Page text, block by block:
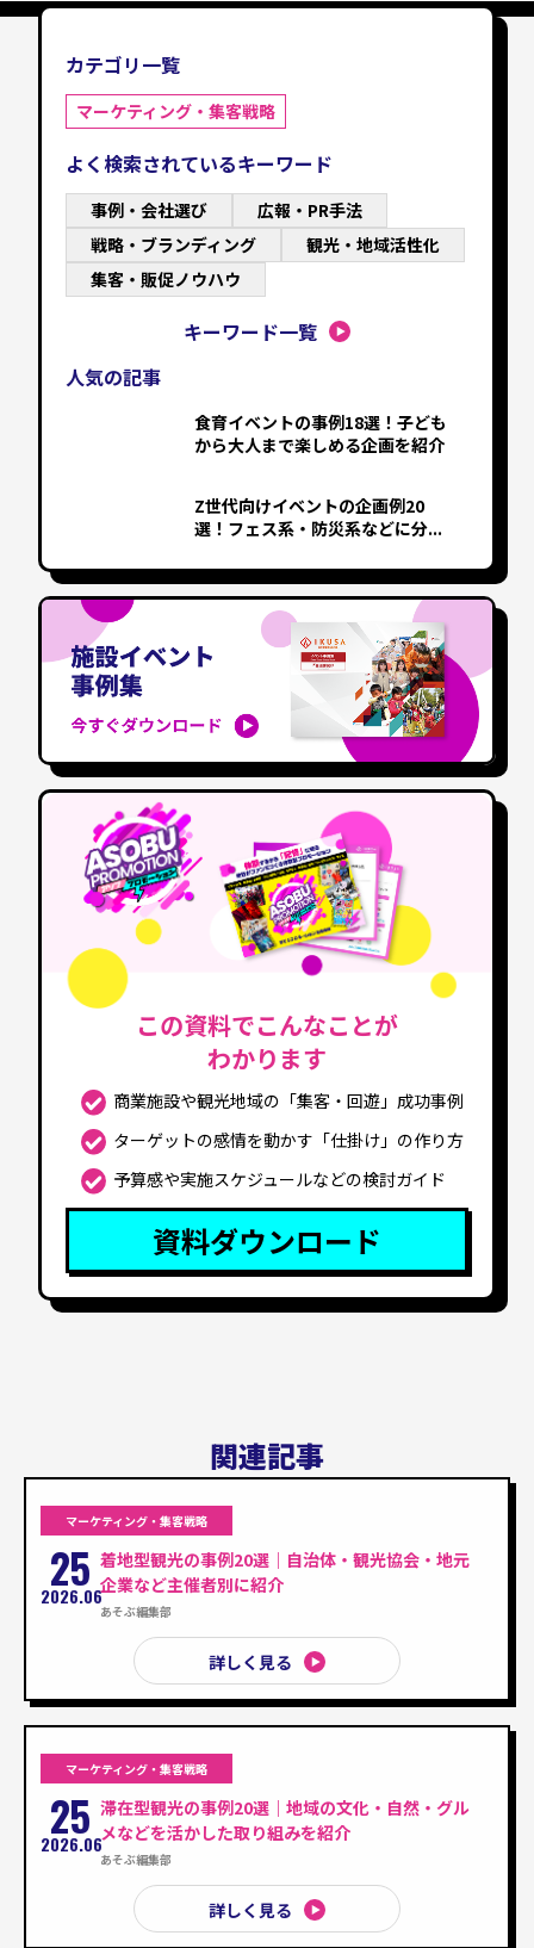
カテゴリ一覧
マーケティング・集客戦略
よく検索されているキーワード
事例・会社選び
広報・PR手法
戦略・ブランディング
観光・地域活性化
集客・販促ノウハウ
キーワード一覧
人気の記事
食育イベントの事例18選！子ども
から大人まで楽しめる企画を紹介
Z世代向けイベントの企画例20
選！フェス系・防災系などに分...
この資料でこんなことが
わかります
商業施設や観光地域の「集客・回遊」成功事例
ターゲットの感情を動かす「仕掛け」の作り方
予算感や実施スケジュールなどの検討ガイド
資料ダウンロード
関連記事
マーケティング・集客戦略
25
2026.06
着地型観光の事例20選｜自治体・観光協会・地元
企業など主催者別に紹介
あそぶ編集部
詳しく見る
マーケティング・集客戦略
25
2026.06
滞在型観光の事例20選｜地域の文化・自然・グル
メなどを活かした取り組みを紹介
あそぶ編集部
詳しく見る